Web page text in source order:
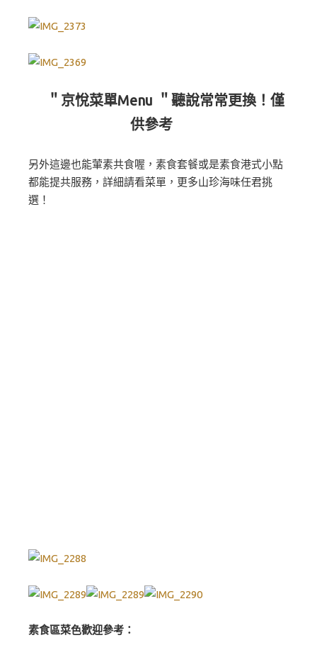
＂京悅菜單Menu ＂聽說常常更換！僅
供參考
另外這邊也能葷素共食喔，素食套餐或是素食港式小點
都能提共服務，詳細請看菜單，更多山珍海味任君挑
選！
素食區菜色歡迎參考：